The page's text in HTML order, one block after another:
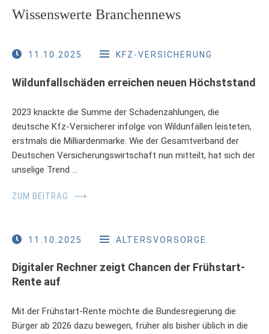
Wissenswerte Branchennews
11.10.2025 KFZ-VERSICHERUNG
Wildunfallschäden erreichen neuen Höchststand
2023 knackte die Summe der Schadenzahlungen, die
deutsche Kfz-Versicherer infolge von Wildunfällen leisteten,
erstmals die Milliardenmarke. Wie der Gesamtverband der
Deutschen Versicherungswirtschaft nun mitteilt, hat sich der
unselige Trend …
ZUM BEITRAG ⟶
11.10.2025 ALTERSVORSORGE
Digitaler Rechner zeigt Chancen der Frühstart-
Rente auf
Mit der Frühstart-Rente möchte die Bundesregierung die
Bürger ab 2026 dazu bewegen, früher als bisher üblich in die